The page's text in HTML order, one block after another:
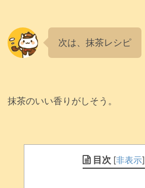
次は、抹茶レシピ
抹茶のいい香りがしそう。
目次 [非表示]